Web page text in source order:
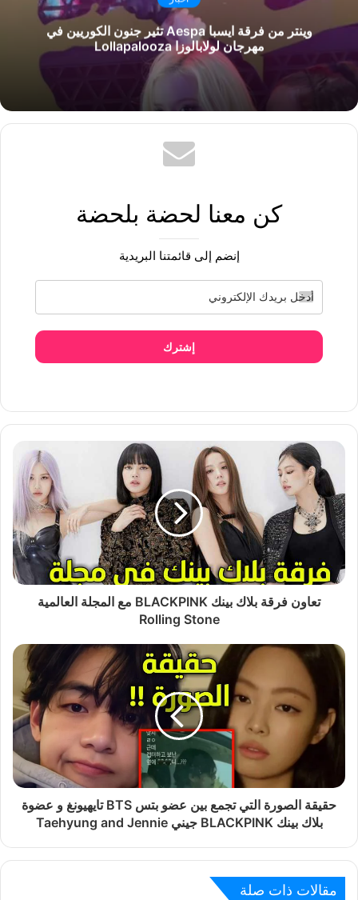
وينتر من فرقة ايسبا Aespa تثير جنون الكوريين في
مهرجان لولابالوزا Lollapalooza
كن معنا لحضة بلحضة
إنضم إلى قائمتنا البريدية
إشترك
تعاون فرقة بلاك بينك BLACKPINK مع المجلة العالمية
Rolling Stone
حقيقة الصورة التي تجمع بين عضو بتس BTS تايهيونغ و عضوة
بلاك بينك BLACKPINK جيني Taehyung and Jennie
مقالات ذات صلة